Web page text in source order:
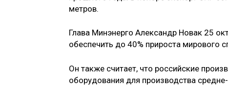
метров.
Глава Минэнерго Александр Новак 25
обеспечить до 40% прироста мирового
Он также считает, что российские
оборудования для производства